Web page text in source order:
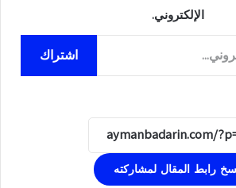
الإلكتروني.
اشتراك
رابط المقال لمشاركته